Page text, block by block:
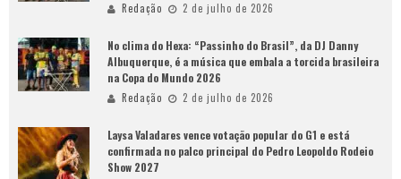
Redação 2 de julho de 2026
No clima do Hexa: “Passinho do Brasil”, da DJ Danny
Albuquerque, é a música que embala a torcida brasileira
na Copa do Mundo 2026
Redação 2 de julho de 2026
Laysa Valadares vence votação popular do G1 e está
confirmada no palco principal do Pedro Leopoldo Rodeio
Show 2027